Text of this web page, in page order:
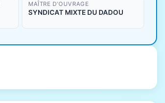
MAÎTRE D'OUVRAGE
SYNDICAT MIXTE DU DADOU